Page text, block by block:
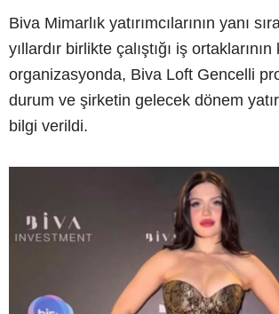
Biva Mimarlık yatırımcılarının yanı
yıllardır birlikte çalıştığı iş ortaklarının
organizasyonda, Biva Loft Gencelli
durum ve şirketin gelecek dönem
bilgi verildi.